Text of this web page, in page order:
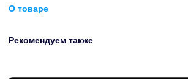
О товаре
Рекомендуем также